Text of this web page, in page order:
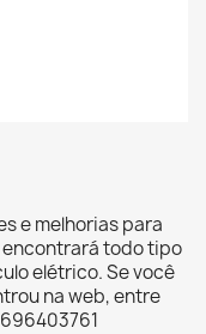
e melhorias para
todo tipo
elétrico. Se você
na web, entre